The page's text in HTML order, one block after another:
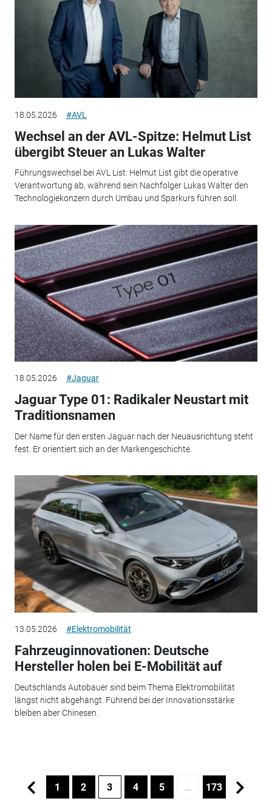
18.05.2026 #AVL
Wechsel an der AVL-Spitze: Helmut List
übergibt Steuer an Lukas Walter
Führungswechsel bei AVL List: Helmut List gibt die operative
Verantwortung ab, während sein Nachfolger Lukas Walter den
Technologiekonzern durch Umbau und Sparkurs führen soll.
18.05.2026 #Jaguar
Jaguar Type 01: Radikaler Neustart mit
Traditionsnamen
Der Name für den ersten Jaguar nach der Neuausrichtung steht
fest. Er orientiert sich an der Markengeschichte.
13.05.2026 #Elektromobilität
Fahrzeuginnovationen: Deutsche
Hersteller holen bei E-Mobilität auf
Deutschlands Autobauer sind beim Thema Elektromobilität
längst nicht abgehängt. Führend bei der Innovationsstärke
bleiben aber Chinesen.
1 2 3 4 5 … 173